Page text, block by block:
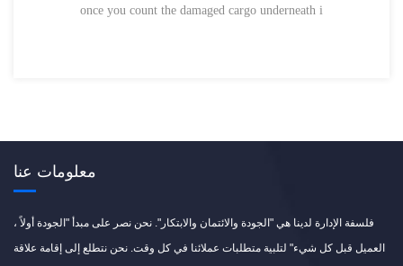
الت
معلومات عنا
فلسفة الإدارة لدينا هي "الجودة والائتمان والابتكار". نحن نصر على مبدأ "الجودة أولاً ،
العميل قبل كل شيء" لتلبية متطلبات عملائنا في كل وقت. نحن نتطلع إلى إقامة علاقة